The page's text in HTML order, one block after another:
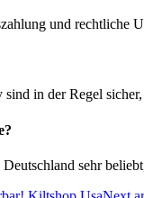
und rechtliche
in der Regel
sehr